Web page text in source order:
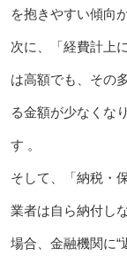
を抱きやすい傾向
次に、「経費計上
は高額でも、その
る金額が少なくな
す 。
そして、「納税・
業者は自ら納付し
場合、金融機関に“